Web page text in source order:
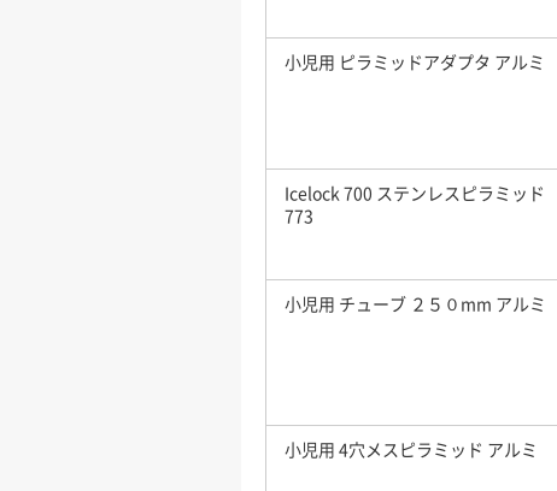
小児用 ピラミッドアダプタ アルミ
Icelock 700 ステンレスピラミッド
773
小児用 チューブ ２５０mm アルミ
小児用 4穴メスピラミッド アルミ